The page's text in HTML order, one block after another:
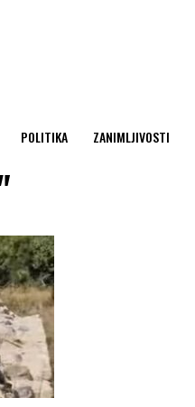
POLITIKA ZANIMLJIVOSTI